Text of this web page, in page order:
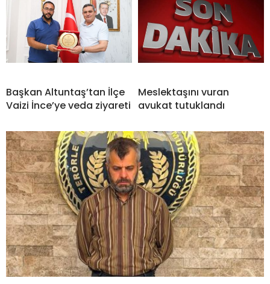
Başkan Altuntaş’tan İlçe
Vaizi İnce’ye veda ziyareti
Meslektaşını vuran
avukat tutuklandı